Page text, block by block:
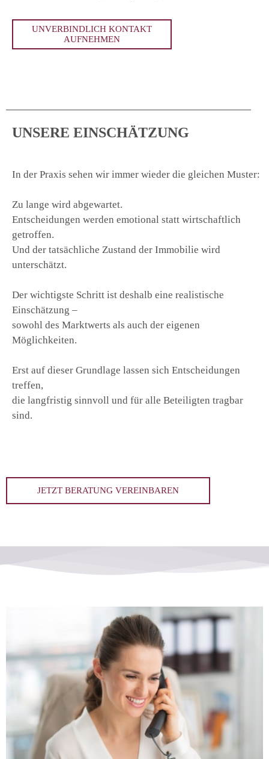
UNVERBINDLICH KONTAKT
AUFNEHMEN
UNSERE EINSCHÄTZUNG
In der Praxis sehen wir immer wieder die gleichen Muster:
Zu lange wird abgewartet.
Entscheidungen werden emotional statt wirtschaftlich
getroffen.
Und der tatsächliche Zustand der Immobilie wird
unterschätzt.
Der wichtigste Schritt ist deshalb eine realistische
Einschätzung –
sowohl des Marktwerts als auch der eigenen
Möglichkeiten.
Erst auf dieser Grundlage lassen sich Entscheidungen
treffen,
die langfristig sinnvoll und für alle Beteiligten tragbar
sind.
JETZT BERATUNG VEREINBAREN